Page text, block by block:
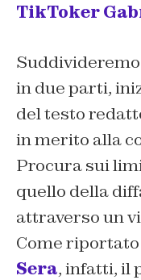
TikToker
in due parti,
del testo
in merito alla
Procura sui
quello della
attraverso un
Come
Sera, infatti, il